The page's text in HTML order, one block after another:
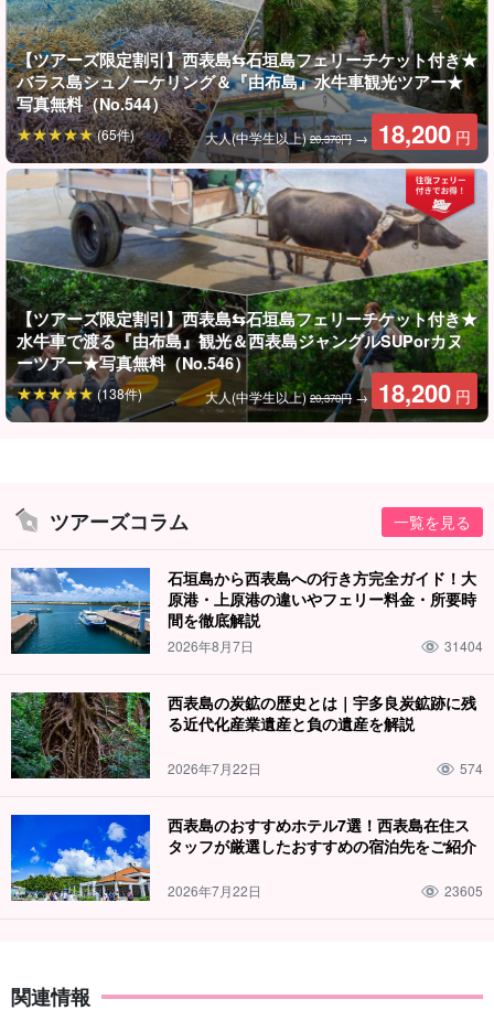
写真データ無料プレゼント
ツアー中はガイドが専用の防水カメラで皆様のお写真を撮影し、
データを無料でプレゼント致します。
ガイドがしっかりサポート
ガイドは全員が水難救助員の資格を保有しています。ゆっくり丁
寧にレクチャーいたしますので小さなお子様から泳ぎの苦手な方
までご参加大歓迎です！
【ツアーズ限定割引】西表島⇆石垣島フェリーチケット付き★
バラス島シュノーケリング＆『由布島』水牛車観光ツアー★
写真無料（No.544）
大人(中学生以上)20,370円 → 18,200 円
(65件)
【ツアーズ限定割引】西表島⇆石垣島フェリーチケット付き★
水牛車で渡る『由布島』観光＆西表島ジャングルSUPorカヌ
ーツアー★写真無料（No.546）
大人(中学生以上)20,370円 → 18,200 円
(138件)
ツアーズコラム 一覧を見る
石垣島から西表島への行き方完全ガイド！大
原港・上原港の違いやフェリー料金・所要時
間を徹底解説
2026年8月7日 31404
西表島の炭鉱の歴史とは｜宇多良炭鉱跡に残
る近代化産業遺産と負の遺産を解説
2026年7月22日 574
西表島のおすすめホテル7選！西表島在住ス
タッフが厳選したおすすめの宿泊先をご紹介
2026年7月22日 23605
関連情報